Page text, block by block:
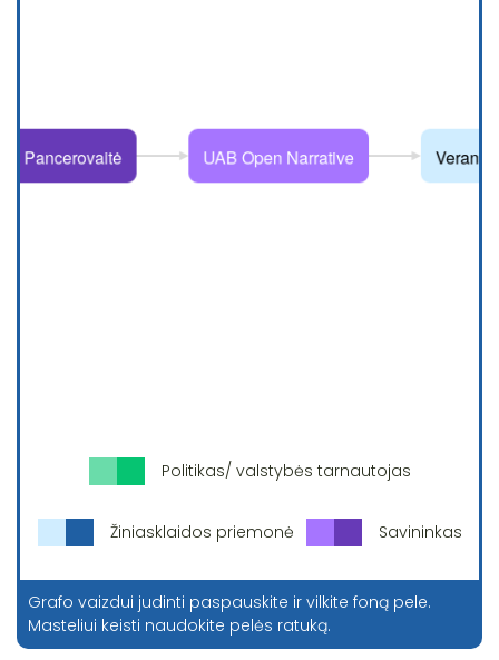
Politikas/ valstybės tarnautojas
Žiniasklaidos priemonė Savininkas
Grafo vaizdui judinti paspauskite ir vilkite foną pele.
Masteliui keisti naudokite pelės ratuką.